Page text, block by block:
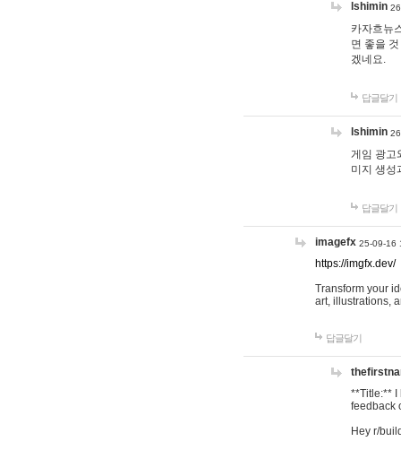
lshimin
카자흐뉴
면 좋을
겠네요.
답글달기
lshimin
게임 광고
미지 생성
답글달기
imagefx 25-09-16
https://imgfx.dev/
Transform your
art, illustrations,
답글달기
**Title:** I
feedback
Hey r/